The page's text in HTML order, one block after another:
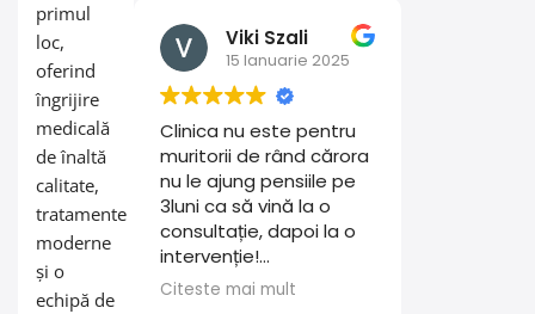
primul
loc,
oferind
îngrijire
medicală
de înaltă
calitate,
tratamente
moderne
și o
echipă de
Viki Szali
15 Ianuarie 2025
Clinica nu este pentru
muritorii de rând cărora
nu le ajung pensiile pe
3luni ca să vină la o
consultație, dapoi la o
intervenție!
Ferească Dumnezeu să
Citeste mai mult